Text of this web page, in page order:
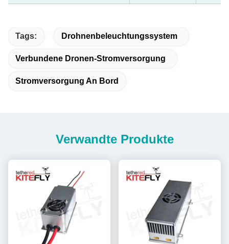
Tags: Drohnenbeleuchtungssystem
Verbundene Dronen-Stromversorgung
Stromversorgung An Bord
Verwandte Produkte